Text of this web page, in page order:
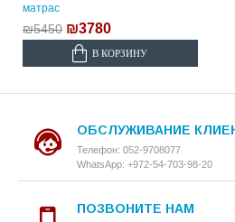
матрас
₪5450 ₪3780
В КОРЗИНУ
ОБСЛУЖИВАНИЕ
Телефон: 052-9708077
WhatsApp: +972-54-703-98-20
ПОЗВОНИТЕ НАМ